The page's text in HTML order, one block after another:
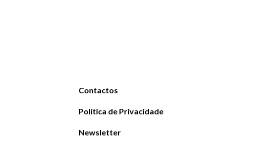
Contactos
Política de Privacidade
Newsletter